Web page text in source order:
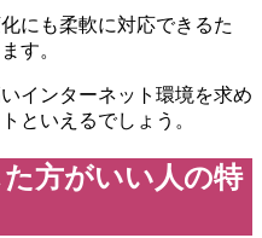
にも柔軟に対応できるた
す。
インターネット環境を求め
といえるでしょう。
方がいい人の特